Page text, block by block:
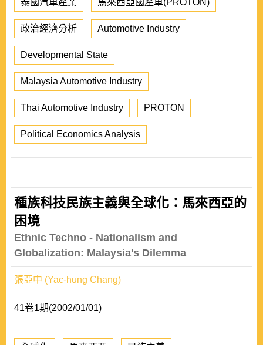
泰國汽車產業 馬來西亞國產車(PROTON)
政治經濟分析 Automotive Industry
Developmental State
Malaysia Automotive Industry
Thai Automotive Industry PROTON
Political Economics Analysis
種族科技民族主義與全球化：馬來西亞的
困境
Ethnic Techno - Nationalism and
Globalization: Malaysia's Dilemma
張亞中 (Yac-hung Chang)
41卷1期(2002/01/01)